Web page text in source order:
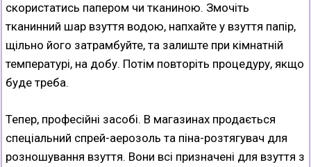
скористатись папером чи тканиною. Змочіть
тканинний шар взуття водою, напхайте у взуття папір,
щільно його затрамбуйте, та залиште при кімнатній
температурі, на добу. Потім повторіть процедуру, якщо
буде треба.
Тепер, професійні засобі. В магазинах продається
спеціальний спрей-аерозоль та піна-розтягувач для
розношування взуття. Вони всі призначені для взуття з